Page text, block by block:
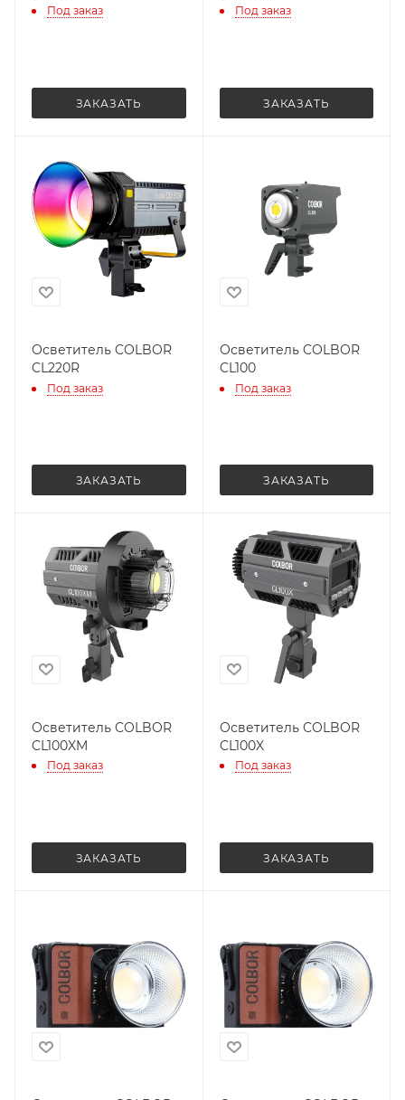
Под заказ
ЗАКАЗАТЬ
Под заказ
ЗАКАЗАТЬ
Осветитель COLBOR
CL220R
Под заказ
ЗАКАЗАТЬ
Осветитель COLBOR
CL100
Под заказ
ЗАКАЗАТЬ
Осветитель COLBOR
CL100XM
Под заказ
ЗАКАЗАТЬ
Осветитель COLBOR
CL100X
Под заказ
ЗАКАЗАТЬ